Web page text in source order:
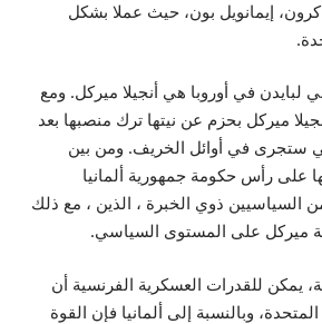
إيمانويل بون، حيث عملا بشكل
لبايدن في أوروبا هي أنجيلا ميركل. ومع
ميركل بحزم عن نيتها ترك منصبها بعد
ستجرى في أوائل الخريف. ومن بين
على رأس حكومة جمهورية ألمانيا
من السياسيين ذوي الخبرة ، الذين ، مع ذلك
ميركل على المستوى السياسي.
يمكن للقدرات العسكرية الفرنسية أن
وبالنسبة إلى ألمانيا فإن القوة